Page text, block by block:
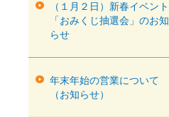
（１月２日）新春イベント
「おみくじ抽選会」のお知
らせ
年末年始の営業について
（お知らせ）